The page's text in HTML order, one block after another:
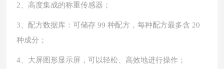
2、 高度集成的称重传感器 ；
3、 配方数据库：可储存 99 种配方，每种配方最多含 20
种成分 ；
4、 大屏图形显示屏，可以轻松、高效地进行操作 ；